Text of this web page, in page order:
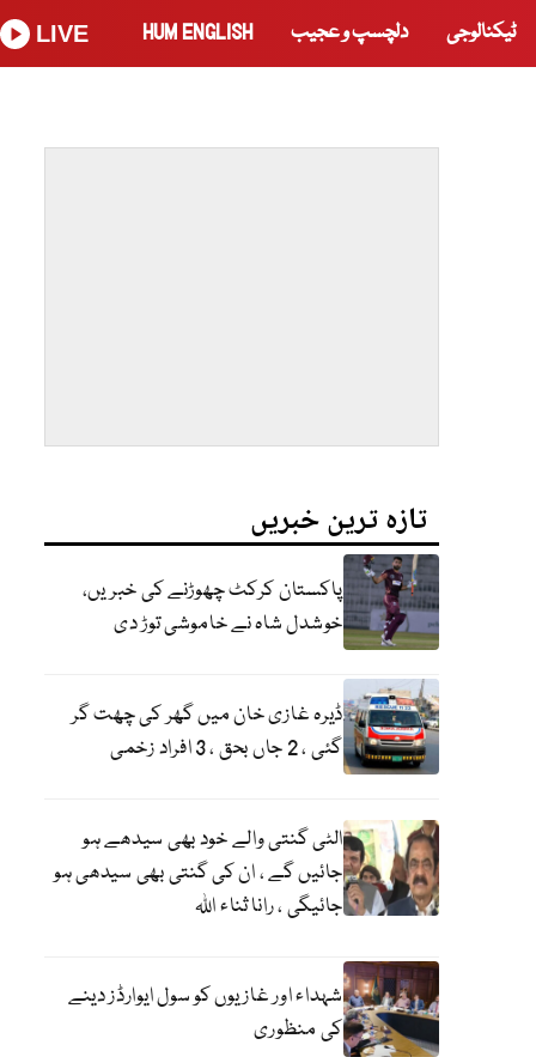
ٹیکنالوجی دلچسپ و عجیب HUM ENGLISH
LIVE
تازہ ترین خبریں
پاکستان کرکٹ چھوڑنے کی خبریں،
خوشدل شاہ نے خاموشی توڑ دی
ڈیرہ غازی خان میں گھر کی چھت گر
گئی ، 2 جاں بحق ، 3 افراد زخمی
الٹی گنتی والے خود بھی سیدھے ہو
جائیں گے ، ان کی گنتی بھی سیدھی ہو
جائیگی ، رانا ثناء اللہ
شہداء اور غازیوں کو سول ایوارڈز دینے
کی منظوری